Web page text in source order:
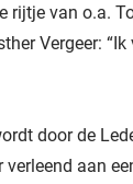
rijtje van o.a.
Vergeer:
door de
aan